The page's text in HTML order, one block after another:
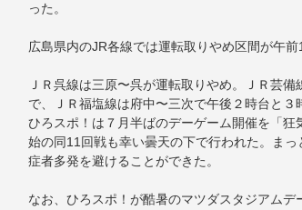
った。
広島県内のJR各線では運転取りやめ区間が午前
ＪＲ呉線は三原〜呉が運転取りやめ。ＪＲ芸
で、ＪＲ福塩線は府中〜三次で午後２時台と３
ひろスポ！は７月半ばのデーゲーム開催を「
始の同11回戦も幸い曇天の下で行われた。ま
症者多発を避けることができた。
なお、ひろスポ！が酷暑のマツダスタジアム